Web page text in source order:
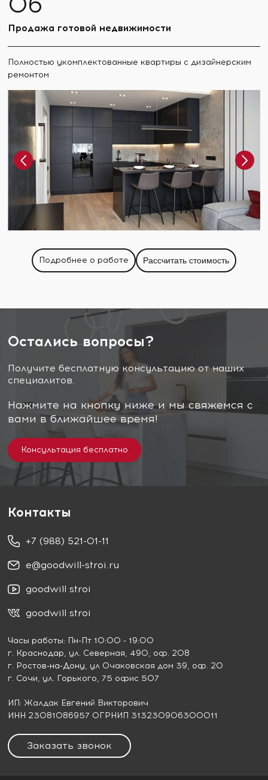
Продажа готовой недвижимости
Полностью укомплектованные квартиры с дизайнерским
ремонтом
Подробнее о работе Рассчитать стоимость
Остались вопросы?
Получите бесплатную консультацию от наших
специалитов.
Нажмите на кнопку ниже и мы свяжемся с
вами в ближайшее время!
Консультация бесплатно
Контакты
+7 (988) 521-01-11
e@goodwill-stroi.ru
goodwill stroi
goodwill stroi
Часы работы: Пн-Пт 10:00 - 19:00
г. Краснодар, ул. Северная, 490, оф. 208
г. Ростов-на-Дону, ул Очаковская дом 39, оф. 20
г. Сочи, ул. Горького, 75 офис 507
ИП: Жалдак Евгений Викторович
ИНН 23081086957 ОГРНИП 313230906300011
Заказать звонок